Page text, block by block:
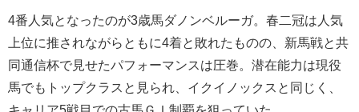
4番人気となったのが3歳馬ダノンベルーガ。春二冠は人気
上位に推されながらともに4着と敗れたものの、新馬戦と共
同通信杯で見せたパフォーマンスは圧巻。潜在能力は現役
馬でもトップクラスと見られ、イクイノックスと同じく、